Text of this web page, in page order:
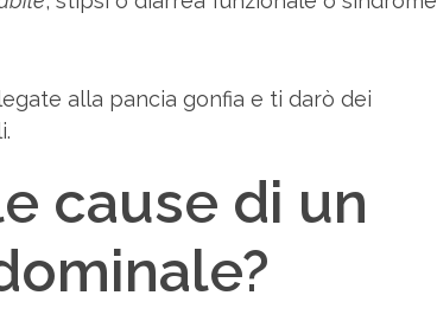
alla pancia gonfia e ti darò dei
cause di un